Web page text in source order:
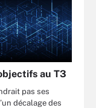
au T3
pas ses
décalage des